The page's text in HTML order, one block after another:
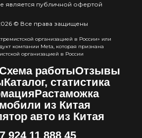
является публичной офертой
© Все права защищены
организацией в России» или
компании Meta, которая признана
организацией в России
Схема работыОтзывы
Каталог, статистика
Растаможка
из Китая
авто из Китая
924 11 888 45